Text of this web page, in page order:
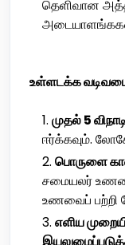
தெளிவான
உள்ளடக்க
முதல் 5
ஈர்க்கவும்.
பொருளை
சமையலர்
உணவைப் பற்றி
எளிய